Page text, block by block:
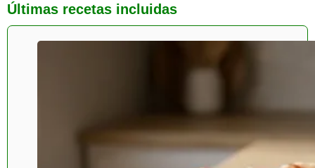
Últimas recetas incluidas